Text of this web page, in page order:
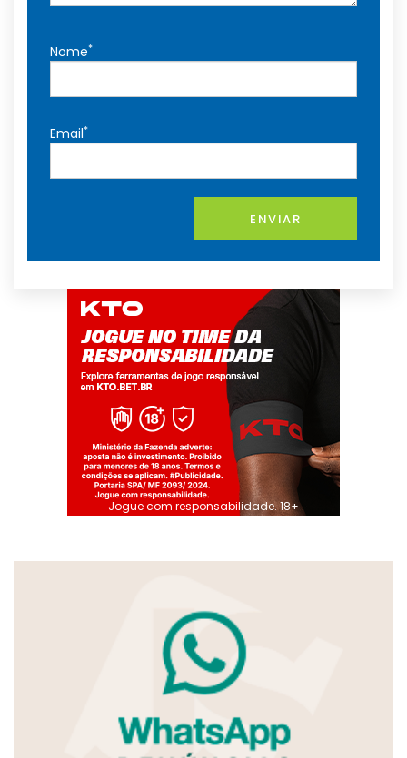
Nome*
Email*
ENVIAR
Jogue com responsabilidade. 18+